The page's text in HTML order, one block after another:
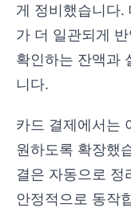
게 정비했습니다.
가 더 일관되게
확인하는 잔액과
니다.
카드 결제에서는
원하도록 확장했
결은 자동으로 정
안정적으로 동작